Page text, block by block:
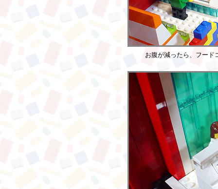
お腹が減ったら、フード